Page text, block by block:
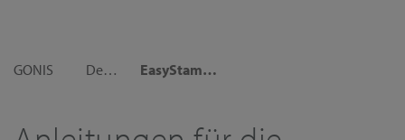
GONIS Dekoideen EasyStamps Anleitungen